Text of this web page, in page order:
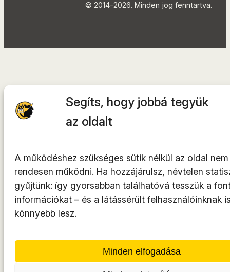
Segíts, hogy jobbá tegyük
az oldalt
A működéshez szükséges sütik nélkül az oldal
rendesen működni. Ha hozzájárulsz, névtelen
gyűjtünk: így gyorsabban találhatóvá tesszük a
információkat – és a látássérült felhasználóinknak
könnyebb lesz.
Minden elfogadása
© 2014-2026. Minden jog fenntartva.